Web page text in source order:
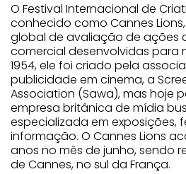
O Festival Internacional de
conhecido como Cannes
global de avaliação de ações
comercial desenvolvidas para
1954, ele foi criado pela
publicidade em cinema, a
Association (Sawa), mas hoje
empresa britânica de mídia
especializada em exposições,
informação. O Cannes Lions
anos no mês de junho, sendo
de Cannes, no sul da França.